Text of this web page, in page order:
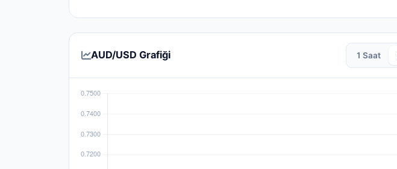
AUD/USD Grafiği 1 Saat